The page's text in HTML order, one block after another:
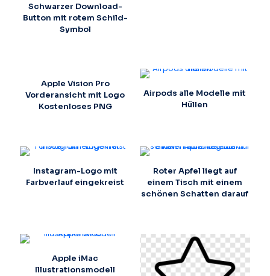
Schwarzer Download-
Button mit rotem Schild-
Symbol
Apple Vision Pro
Vorderansicht mit Logo
Kostenloses PNG
Airpods alle Modelle mit
Hüllen
Instagram-Logo mit
Farbverlauf eingekreist
Roter Apfel liegt auf
einem Tisch mit einem
schönen Schatten darauf
Apple iMac
Illustrationsmodell